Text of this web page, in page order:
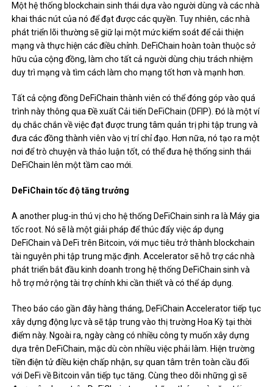
Một hệ thống blockchain sinh thái dựa vào người dùng và các nhà
khai thác nút của nó để đạt được các quyền. Tuy nhiên, các nhà
phát triển lõi thường sẽ giữ lại một mức kiểm soát để cải thiện
mạng và thực hiện các điều chỉnh. DeFiChain hoàn toàn thuộc sở
hữu của cộng đồng, làm cho tất cả người dùng chịu trách nhiệm
duy trì mạng và tìm cách làm cho mạng tốt hơn và mạnh hơn.
Tất cả cộng đồng DeFiChain thành viên có thể đóng góp vào quá
trình này thông qua Đề xuất Cải tiến DeFiChain (DFIP). Đó là một ví
dụ chắc chắn về việc đạt được trung tâm quản trị phi tập trung và
đưa các đồng thành viên vào vị trí chỉ đạo. Hơn nữa, nó tạo ra một
nơi để trò chuyện và thảo luận tốt, có thể đưa hệ thống sinh thái
DeFiChain lên một tầm cao mới.
DeFiChain tốc độ tăng trưởng
A another plug-in thú vị cho hệ thống DeFiChain sinh ra là Máy gia
tốcroot. Nó sẽ là một giải pháp để thúc đẩy việc áp dụng
DeFiChain và DeFi trên Bitcoin, với mục tiêu trở thành blockchain
tài nguyên phi tập trung mặc định. Accelerator sẽ hỗ trợ các nhà
phát triển bắt đầu kinh doanh trong hệ thống DeFiChain sinh và
hỗ trợ mở rộng tài trợ chính khi cần thiết và có thể áp dụng.
Theo báo cáo gần đây hàng tháng, DeFiChain Accelerator tiếp tục
xây dựng động lực và sẽ tập trung vào thị trường Hoa Kỳ tại thời
điểm này. Ngoài ra, ngày càng có nhiều công ty muốn xây dựng
dựa trên DeFiChain, mặc dù còn nhiều việc phải làm. Hiện trường
tiền điện tử điều kiện chấp nhận, sự quan tâm trên toàn cầu đối
với DeFi về Bitcoin vẫn tiếp tục tăng. Cùng theo dõi những gì sẽ